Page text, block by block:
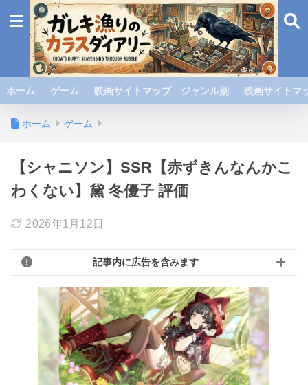
ホーム ゲーム 映画サイトマップ ジャンル別 映画サイト
ホーム ゲーム
【シャニソン】SSR【赤ずきんなんかこ
わくない】黛 冬優子 評価
2026年1月12日
記事内に広告を含みます